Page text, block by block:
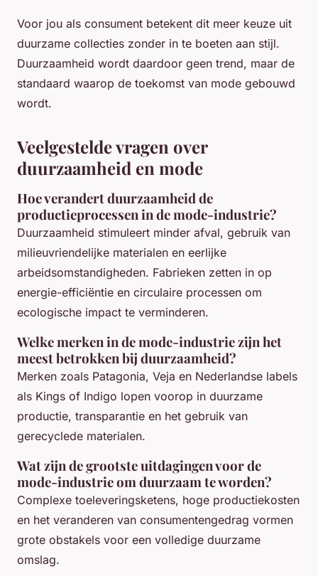
Voor jou als consument betekent dit meer keuze uit
duurzame collecties zonder in te boeten aan stijl.
Duurzaamheid wordt daardoor geen trend, maar de
standaard waarop de toekomst van mode gebouwd
wordt.
Veelgestelde vragen over
duurzaamheid en mode
Hoe verandert duurzaamheid de
productieprocessen in de mode-industrie?
Duurzaamheid stimuleert minder afval, gebruik van
milieuvriendelijke materialen en eerlijke
arbeidsomstandigheden. Fabrieken zetten in op
energie-efficiëntie en circulaire processen om
ecologische impact te verminderen.
Welke merken in de mode-industrie zijn het
meest betrokken bij duurzaamheid?
Merken zoals Patagonia, Veja en Nederlandse labels
als Kings of Indigo lopen voorop in duurzame
productie, transparantie en het gebruik van
gerecyclede materialen.
Wat zijn de grootste uitdagingen voor de
mode-industrie om duurzaam te worden?
Complexe toeleveringsketens, hoge productiekosten
en het veranderen van consumentengedrag vormen
grote obstakels voor een volledige duurzame
omslag.